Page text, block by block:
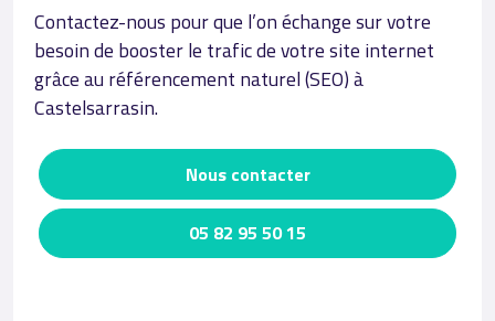
Contactez-nous pour que l’on échange sur votre
besoin de booster le trafic de votre site internet
grâce au référencement naturel (SEO) à
Castelsarrasin.
Nous contacter
05 82 95 50 15